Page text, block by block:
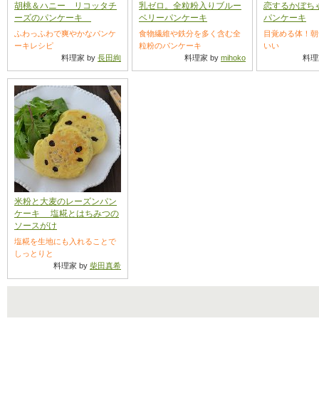
胡桃＆ハニー リコッタチ
ーズのパンケーキ
ふわっふわで爽やかなパンケ
ーキレシピ
料理家 by 長田絢
乳ゼロ。全粒粉入りブルー
ベリーパンケーキ
食物繊維や鉄分を多く含む全
粒粉のパンケーキ
料理家 by mihoko
恋するかぼち
パンケーキ
目覚める体！
いい
料
米粉と大麦のレーズンパン
ケーキ 塩糀とはちみつの
ソースがけ
塩糀を生地にも入れることで
しっとりと
料理家 by 柴田真希